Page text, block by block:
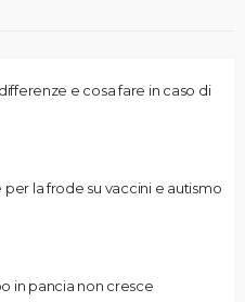
e cosa fare in caso di
per la frode su vaccini e autismo
in pancia non cresce